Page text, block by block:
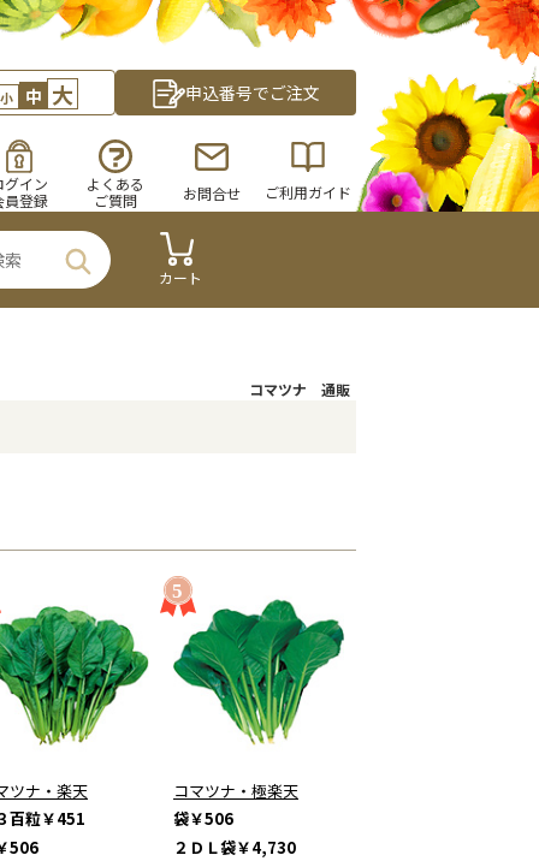
小 中 大 申込番号でご注文
グイン
員登録
よくある
ご質問
お問合せ ご利用ガイド
カート
コマツナ 通販
ツナ・楽天
百粒￥451
506
コマツナ・極楽天
袋￥506
２ＤＬ袋￥4,730